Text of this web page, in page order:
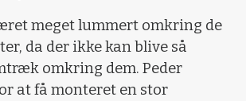
meget lummert omkring de
da der ikke kan blive så
omkring dem. Peder
at få monteret en stor